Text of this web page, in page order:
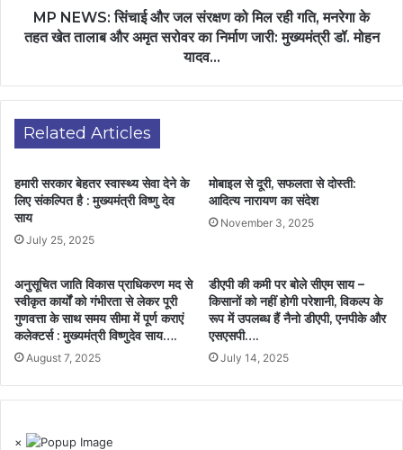
MP NEWS: सिंचाई और जल संरक्षण को मिल रही गति, मनरेगा के
तहत खेत तालाब और अमृत सरोवर का निर्माण जारी: मुख्यमंत्री डॉ. मोहन
यादव…
Related Articles
हमारी सरकार बेहतर स्वास्थ्य सेवा देने के
लिए संकल्पित है : मुख्यमंत्री विष्णु देव
साय
July 25, 2025
मोबाइल से दूरी, सफलता से दोस्ती:
आदित्य नारायण का संदेश
November 3, 2025
अनुसूचित जाति विकास प्राधिकरण मद से
स्वीकृत कार्यों को गंभीरता से लेकर पूरी
गुणवत्ता के साथ समय सीमा में पूर्ण कराएं
कलेक्टर्स : मुख्यमंत्री विष्णुदेव साय….
August 7, 2025
डीएपी की कमी पर बोले सीएम साय –
किसानों को नहीं होगी परेशानी, विकल्प के
रूप में उपलब्ध हैं नैनो डीएपी, एनपीके और
एसएसपी….
July 14, 2025
×